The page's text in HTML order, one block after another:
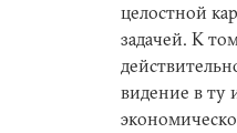
целостной
задачей. К
видение в ту